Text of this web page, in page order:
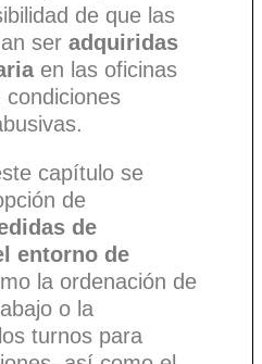
de que las
ser adquiridas
en las oficinas
capítulo se
de
de
entorno de
la ordenación de
o la
turnos para